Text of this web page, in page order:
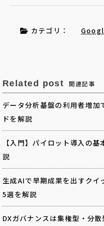
カテゴリ：
Related post 関連記事
データ分析基盤の利用者増加
ドを解説
【入門】パイロット導入の
説
生成AIで早期成果を出すクイ
5選を解説
DXガバナンスは集権型・分